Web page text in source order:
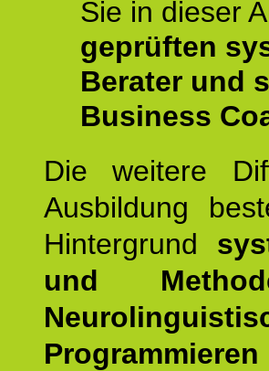
Sie in dieser
geprüften
Berater und
Business
Die weitere
Ausbildung
Hintergrund
und